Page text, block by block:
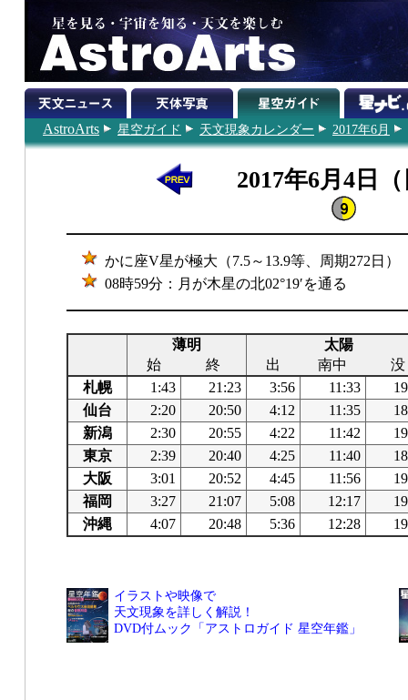
AstroArts 星空ガイド 天文現象カレンダー 2017年6月
2017年6月4日
かに座V星が極大（7.5～13.9等、周期272日）
08時59分：月が木星の北02°19′を通る
薄明
太陽
始
終 出 南中
没
札幌
1:43 21:23 3:56 11:33
仙台
2:20 20:50 4:12 11:35
新潟
2:30 20:55 4:22 11:42
東京
2:39 20:40 4:25 11:40
大阪
3:01 20:52 4:45 11:56
福岡
3:27 21:07 5:08 12:17
沖縄
4:07 20:48 5:36 12:28
イラストや映像で
天文現象を詳しく解説！
DVD付ムック「アストロガイド 星空年鑑」